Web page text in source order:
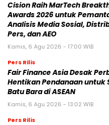
Cision Raih MarTech
Awards 2026 untuk
Analisis Media Sosial,
Pers, dan AEO
Kamis, 6 Agu 2026 - 17:00 WIB
Pers Rilis
Fair Finance Asia Desak
Hentikan Pendanaan untuk
Batu Bara di ASEAN
Kamis, 6 Agu 2026 - 13:02 WIB
Pers Rilis